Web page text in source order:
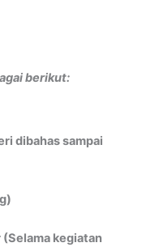
berikut:
dibahas sampai
kegiatan